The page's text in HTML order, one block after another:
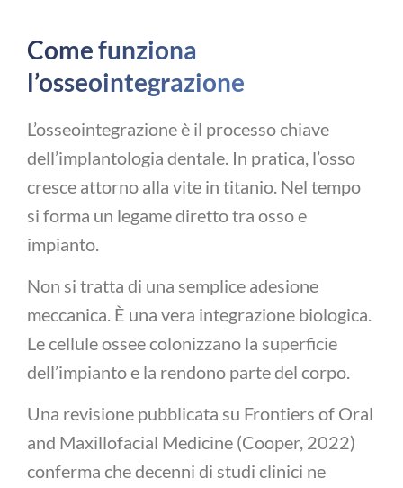
Come funziona
l’osseointegrazione
L’osseointegrazione è il processo chiave
dell’implantologia dentale. In pratica, l’osso
cresce attorno alla vite in titanio. Nel tempo
si forma un legame diretto tra osso e
impianto.
Non si tratta di una semplice adesione
meccanica. È una vera integrazione biologica.
Le cellule ossee colonizzano la superficie
dell’impianto e la rendono parte del corpo.
Una revisione pubblicata su Frontiers of Oral
and Maxillofacial Medicine (Cooper, 2022)
conferma che decenni di studi clinici ne